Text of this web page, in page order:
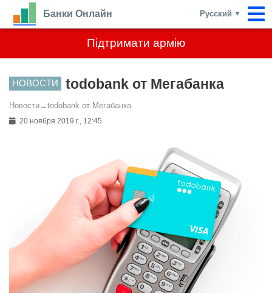
Підтримати армію
Банки Онлайн Русский ▼
НОВОСТИ todobank от Мегабанка
Новости→ todobank от Мегабанка
20 ноября 2019 г., 12:45